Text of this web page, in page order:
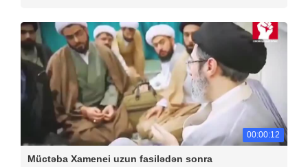
00:00:12
Müctəba Xamenei uzun fasilədən sonra